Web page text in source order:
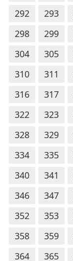
292
293
298
299
304
305
310
311
316
317
322
323
328
329
334
335
340
341
346
347
352
353
358
359
364
365